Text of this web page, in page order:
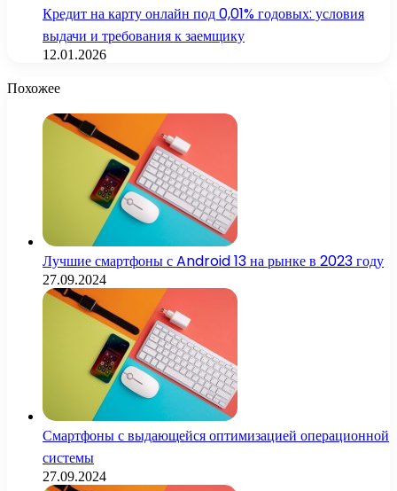
Кредит на карту онлайн под 0,01% годовых: условия
выдачи и требования к заемщику
12.01.2026
Похожее
Лучшие смартфоны с Android 13 на рынке в 2023 году
27.09.2024
Смартфоны с выдающейся оптимизацией операционной
системы
27.09.2024